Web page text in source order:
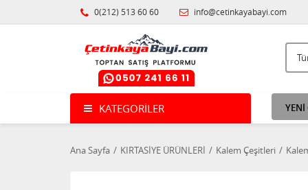
0(212) 513 60 60 info@cetinkayabayi.com
KATEGORILER YENİ
Ana Sayfa KIRTASİYE ÜRÜNLERİ Kalem Çeşitleri